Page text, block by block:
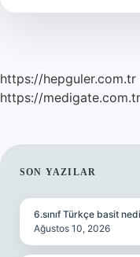
https://hepguler.com.tr
https://medigate.com.tr
SIDEBAR
SON YAZILAR
6.sınıf Türkçe basit
Ağustos 10, 2026